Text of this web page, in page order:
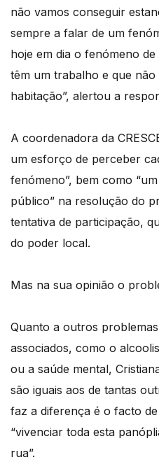
não vamos conseguir
sempre a falar de um
hoje em dia o fenómeno
têm um trabalho e que
habitação”, alertou a
A coordenadora da
um esforço de perceber
fenómeno”, bem como
público” na resolução do
tentativa de participação,
do poder local.
Mas na sua opinião o
Quanto a outros
associados, como o
ou a saúde mental,
são iguais aos de tantas
faz a diferença é o facto
“vivenciar toda esta
rua”.